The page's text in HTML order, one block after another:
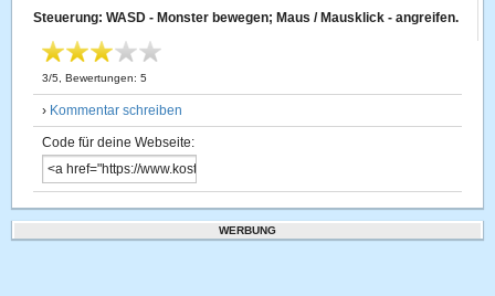
Steuerung: WASD - Monster bewegen; Maus / Mausklick - angreifen.
3/5 , Bewertungen:5
› Kommentar schreiben
Code für deine Webseite:
WERBUNG